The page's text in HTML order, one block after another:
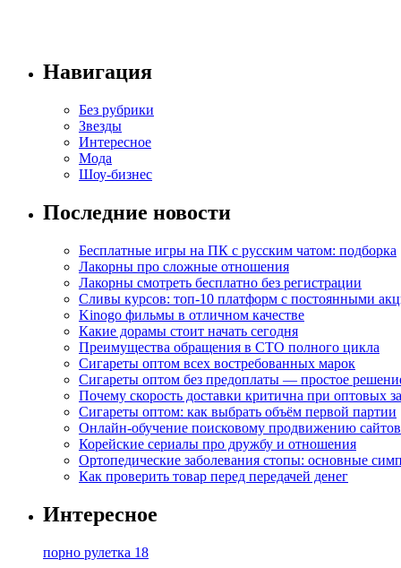
Навигация
Без рубрики
Звезды
Интересное
Мода
Шоу-бизнес
Последние новости
Бесплатные игры на ПК с русским чатом: подборка
Лакорны про сложные отношения
Лакорны смотреть бесплатно без регистрации
Сливы курсов: топ-10 платформ с постоянными
Kinogo фильмы в отличном качестве
Какие дорамы стоит начать сегодня
Преимущества обращения в СТО полного цикла
Сигареты оптом всех востребованных марок
Сигареты оптом без предоплаты — простое
Почему скорость доставки критична при оптовых
Сигареты оптом: как выбрать объём первой партии
Онлайн-обучение поисковому продвижению сайтов
Корейские сериалы про дружбу и отношения
Ортопедические заболевания стопы: основные
Как проверить товар перед передачей денег
Интересное
порно рулетка 18